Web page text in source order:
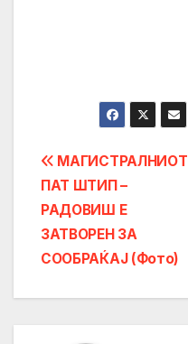
Post
navigation
МАГИСТРАЛНИОТ
ПАТ ШТИП –
РАДОВИШ Е
ЗАТВОРЕН ЗА
СООБРАЌАЈ (Фото)